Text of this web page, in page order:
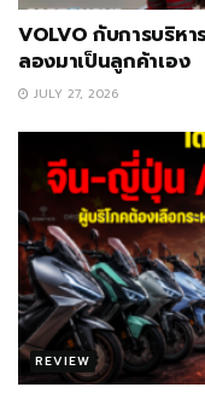
VOLVO กับการบริห
ลองมาเป็นลูกค้าเอง
JULY 27, 2026
REVIEW